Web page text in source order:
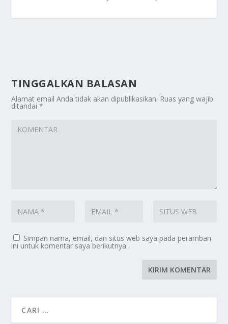
TINGGALKAN BALASAN
Alamat email Anda tidak akan dipublikasikan. Ruas yang wajib
ditandai*
Simpan nama, email, dan situs web saya pada peramban
ini untuk komentar saya berikutnya.